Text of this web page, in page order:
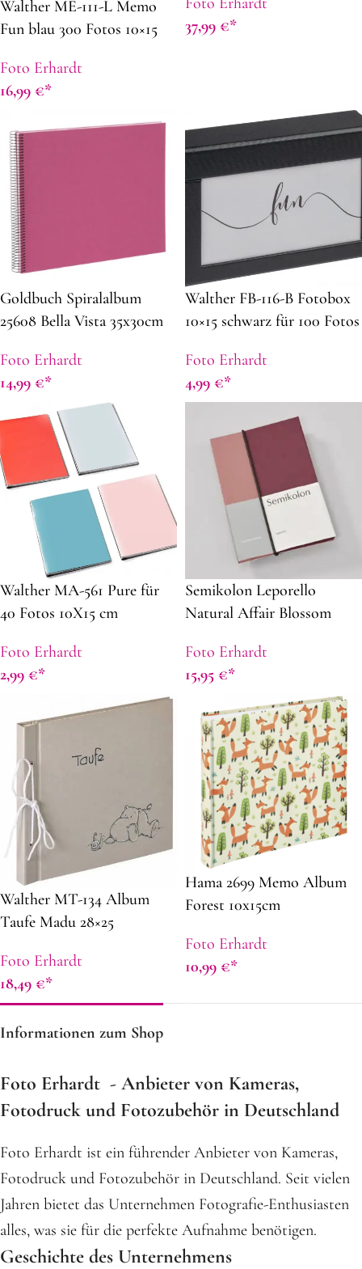
Walther ME-111-L Memo
Fun blau 300 Fotos 10×15
Foto Erhardt
16,99 €
37,99 €
Goldbuch Spiralalbum
25608 Bella Vista 35x30cm
Foto Erhardt
14,99 €
Walther FB-116-B Fotobox
10×15 schwarz für 100 Fotos
Foto Erhardt
4,99 €
Walther MA-561 Pure für
40 Fotos 10X15 cm
sortiert
Foto Erhardt
2,99 €
Semikolon Leporello
Natural Affair Blossom
Foto Erhardt
15,95 €
Walther MT-134 Album
Taufe Madu 28×25
Foto Erhardt
18,49 €
Hama 2699 Memo Album
Forest 10x15cm
Foto Erhardt
10,99 €
Informationen zum Shop
Foto Erhardt - Anbieter von Kameras,
Fotodruck und Fotozubehör in Deutschland
Foto Erhardt ist ein führender Anbieter von Kameras,
Fotodruck und Fotozubehör in Deutschland. Seit vielen
Jahren bietet das Unternehmen Fotografie-Enthusiasten
alles, was sie für die perfekte Aufnahme benötigen.
Geschichte des Unternehmens